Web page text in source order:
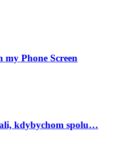
Phone Screen
kdybychom spolu…